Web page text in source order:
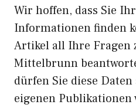
Wir hoffen, dass Sie
Informationen finden
Artikel all Ihre Fragen
Mittelbrunn
dürfen Sie diese
eigenen Publikationen